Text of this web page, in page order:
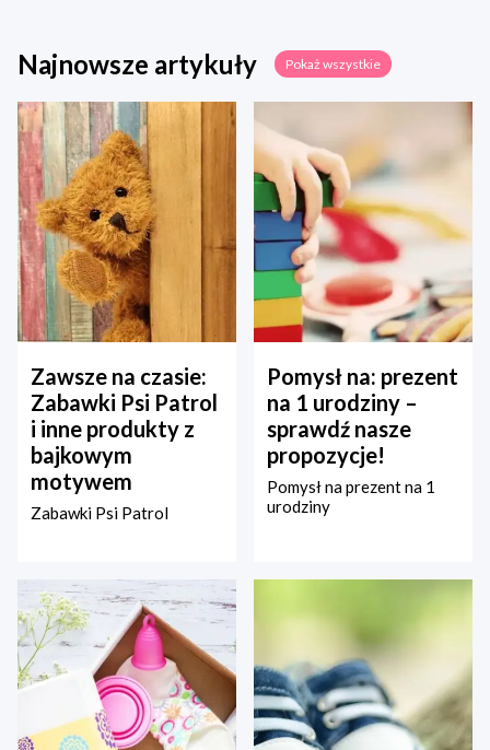
Najnowsze artykuły Pokaż wszystkie
Zawsze na czasie:
Zabawki Psi Patrol
i inne produkty z
bajkowym
motywem
Zabawki Psi Patrol
Pomysł na: prezent
na 1 urodziny –
sprawdź nasze
propozycje!
Pomysł na prezent na 1
urodziny